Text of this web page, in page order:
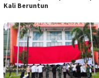
Kali Beruntun